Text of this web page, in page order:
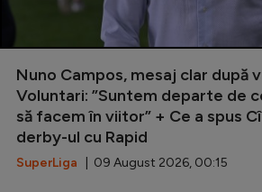
Nuno Campos, mesaj clar după
Voluntari: ”Suntem departe de
să facem în viitor” + Ce a spus
derby-ul cu Rapid
SuperLiga | 09 August 2026, 00:15